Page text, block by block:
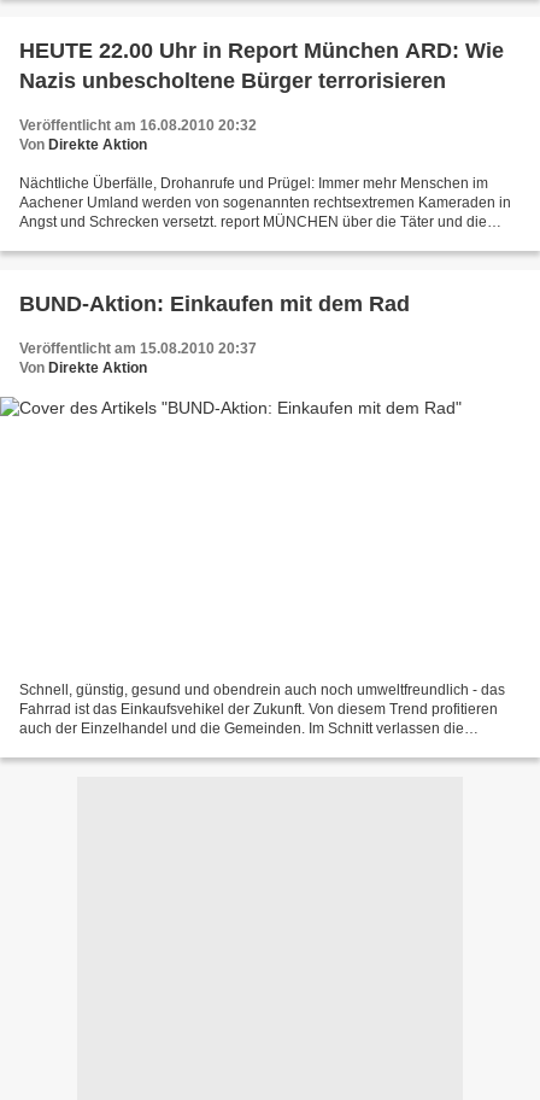
HEUTE 22.00 Uhr in Report München ARD: Wie
Nazis unbescholtene Bürger terrorisieren
Veröffentlicht am 16.08.2010 20:32
Von Direkte Aktion
Nächtliche Überfälle, Drohanrufe und Prügel: Immer mehr Menschen im
Aachener Umland werden von sogenannten rechtsextremen Kameraden in
Angst und Schrecken versetzt. report MÜNCHEN über die Täter und die
BUND-Aktion: Einkaufen mit dem Rad
Veröffentlicht am 15.08.2010 20:37
Von Direkte Aktion
Schnell, günstig, gesund und obendrein auch noch umweltfreundlich - das
Fahrrad ist das Einkaufsvehikel der Zukunft. Von diesem Trend profitieren
auch der Einzelhandel und die Gemeinden. Im Schnitt verlassen die